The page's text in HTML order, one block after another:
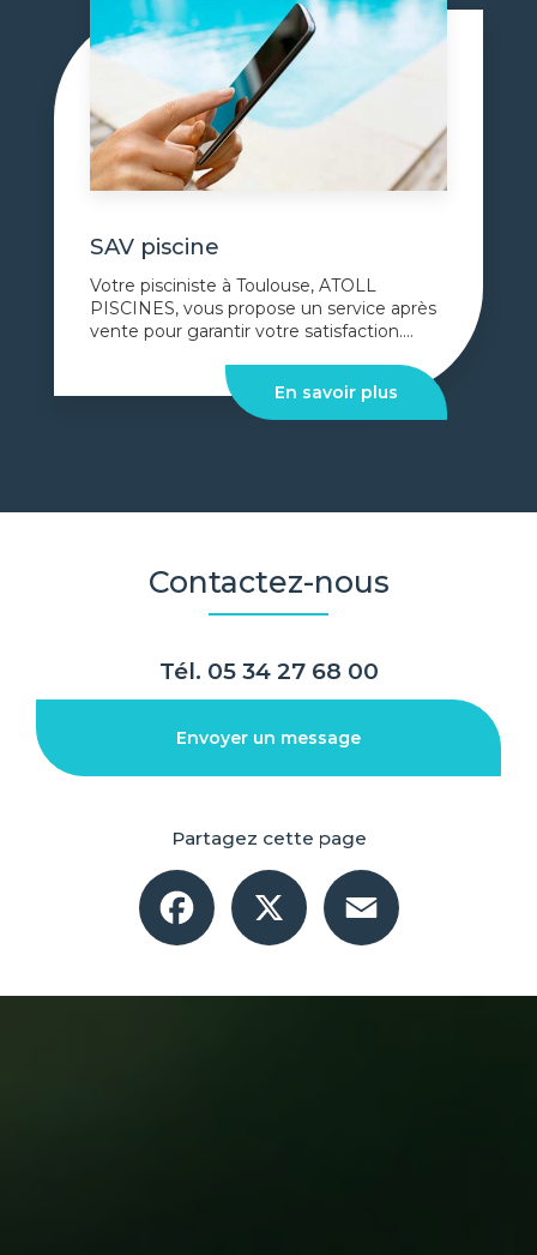
SAV piscine
Votre pisciniste à Toulouse, ATOLL
PISCINES, vous propose un service après
vente pour garantir votre satisfaction....
En savoir plus
Contactez-nous
Tél. 05 34 27 68 00
Envoyer un message
Partagez cette page
Facebook